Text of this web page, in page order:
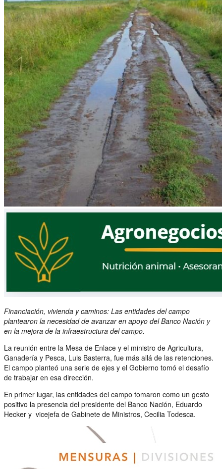
Financiación, vivienda y caminos: Las entidades del campo
plantearon la necesidad de avanzar en apoyo del Banco Nación y
en la mejora de la infraestructura del campo.
La reunión entre la Mesa de Enlace y el ministro de Agricultura,
Ganadería y Pesca, Luis Basterra, fue más allá de las retenciones.
El campo planteó una serie de ejes y el Gobierno tomó el desafío
de trabajar en esa dirección.
En primer lugar, las entidades del campo tomaron como un gesto
positivo la presencia del presidente del Banco Nación, Eduardo
Hecker y vicejefa de Gabinete de Ministros, Cecilia Todesca.